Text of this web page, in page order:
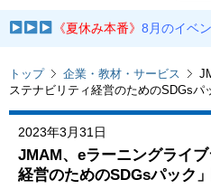
《夏休み本番》8月のイベ
トップ 企業・教材・サービス
ステナビリティ経営のためのSDGsパ
2023年3月31日
JMAM、eラーニングライ
経営のためのSDGsパック